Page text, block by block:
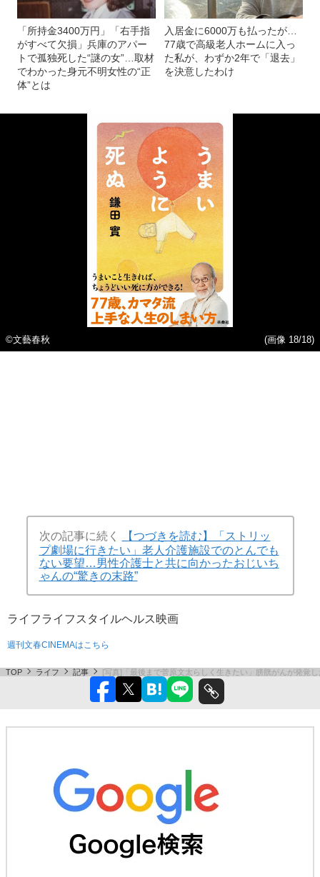
「所持金3400万円」「右手指
がすべて欠損」兵庫のアパー
トで孤独死した“謎の女”…取材
でわかった身元不明女性の“正
体”とは
入居金に6000万も払ったが…
77歳で高級老人ホームに入っ
た私が、わずか2年で「退去」
を決意したわけ
©文藝春秋 (画像 18/18)
次の記事に続く
【つづきを読む】「ストリッ
プ劇場に行きたい」老人介護施設でのとんでも
ない要望…男性介護士と共に向かったおじいち
ゃんの“驚きの末路”
ライフライフスタイルヘルス映画
週刊文春CINEMAはこちら
TOP ライフ 記事 [写真]「最後まで菅原文太らしく生きたい」膀胱がんが発覚